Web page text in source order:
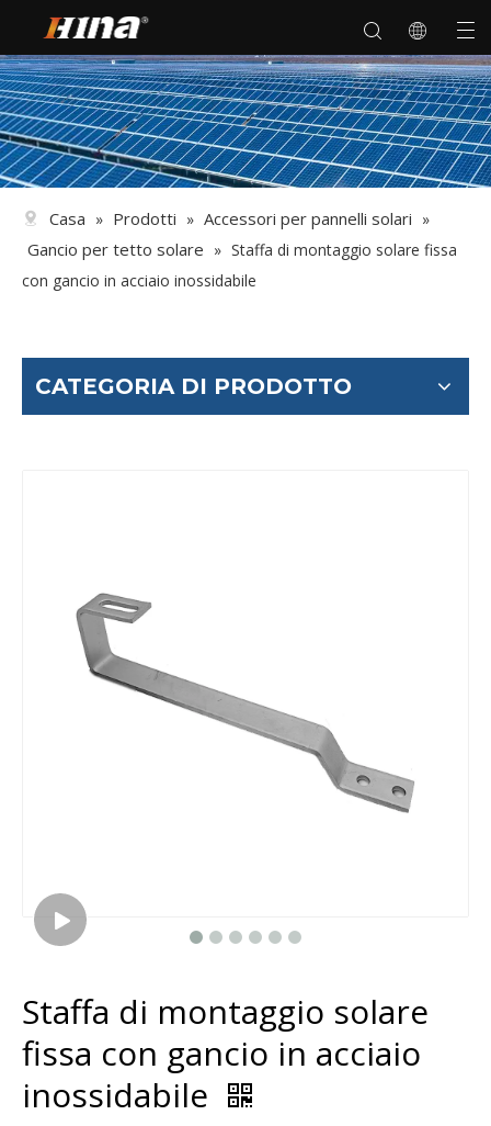
Casa » Prodotti » Accessori per pannelli solari »
Gancio per tetto solare » Staffa di montaggio solare fissa
con gancio in acciaio inossidabile
CATEGORIA DI PRODOTTO
Staffa di montaggio solare
fissa con gancio in acciaio
inossidabile